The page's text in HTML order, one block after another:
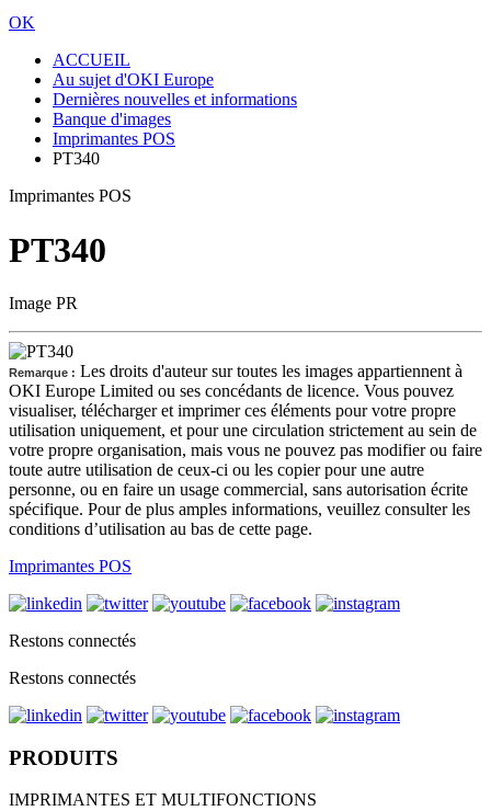
OK
ACCUEIL
Au sujet d'OKI Europe
Dernières nouvelles et informations
Banque d'images
Imprimantes POS
PT340
Imprimantes POS
PT340
Image PR
Remarque : Les droits d'auteur sur toutes les images appartiennent à
OKI Europe Limited ou ses concédants de licence. Vous pouvez
visualiser, télécharger et imprimer ces éléments pour votre propre
utilisation uniquement, et pour une circulation strictement au sein de
votre propre organisation, mais vous ne pouvez pas modifier ou faire
toute autre utilisation de ceux-ci ou les copier pour une autre
personne, ou en faire un usage commercial, sans autorisation écrite
spécifique. Pour de plus amples informations, veuillez consulter les
conditions d’utilisation au bas de cette page.
Imprimantes POS
Restons connectés
Restons connectés
PRODUITS
IMPRIMANTES ET MULTIFONCTIONS